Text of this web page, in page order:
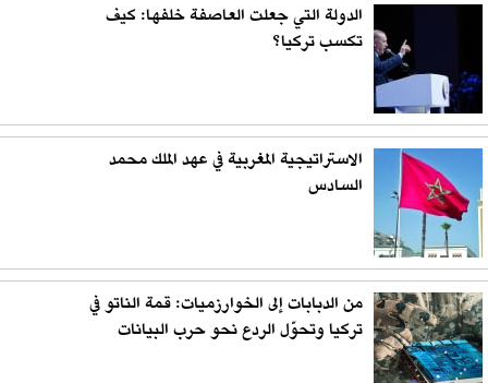
الدولة التي جعلت العاصفة خلفها: كيف
تكسب تركيا؟
الاستراتيجية المغربية في عهد الملك محمد
السادس
من الدبابات إلى الخوارزميات: قمة الناتو في
تركيا وتحوّل الردع نحو حرب البيانات